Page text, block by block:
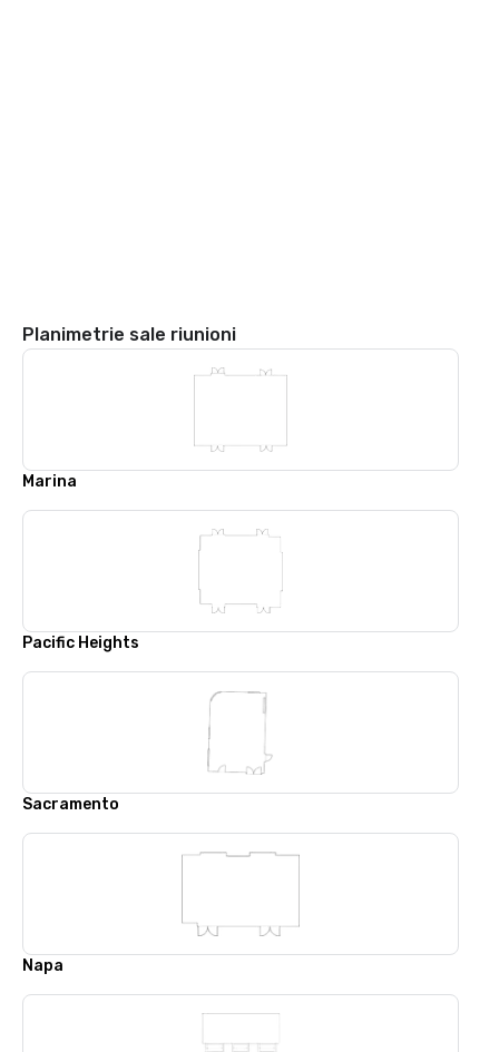
Planimetrie sale riunioni
Marina
Pacific Heights
Sacramento
Napa